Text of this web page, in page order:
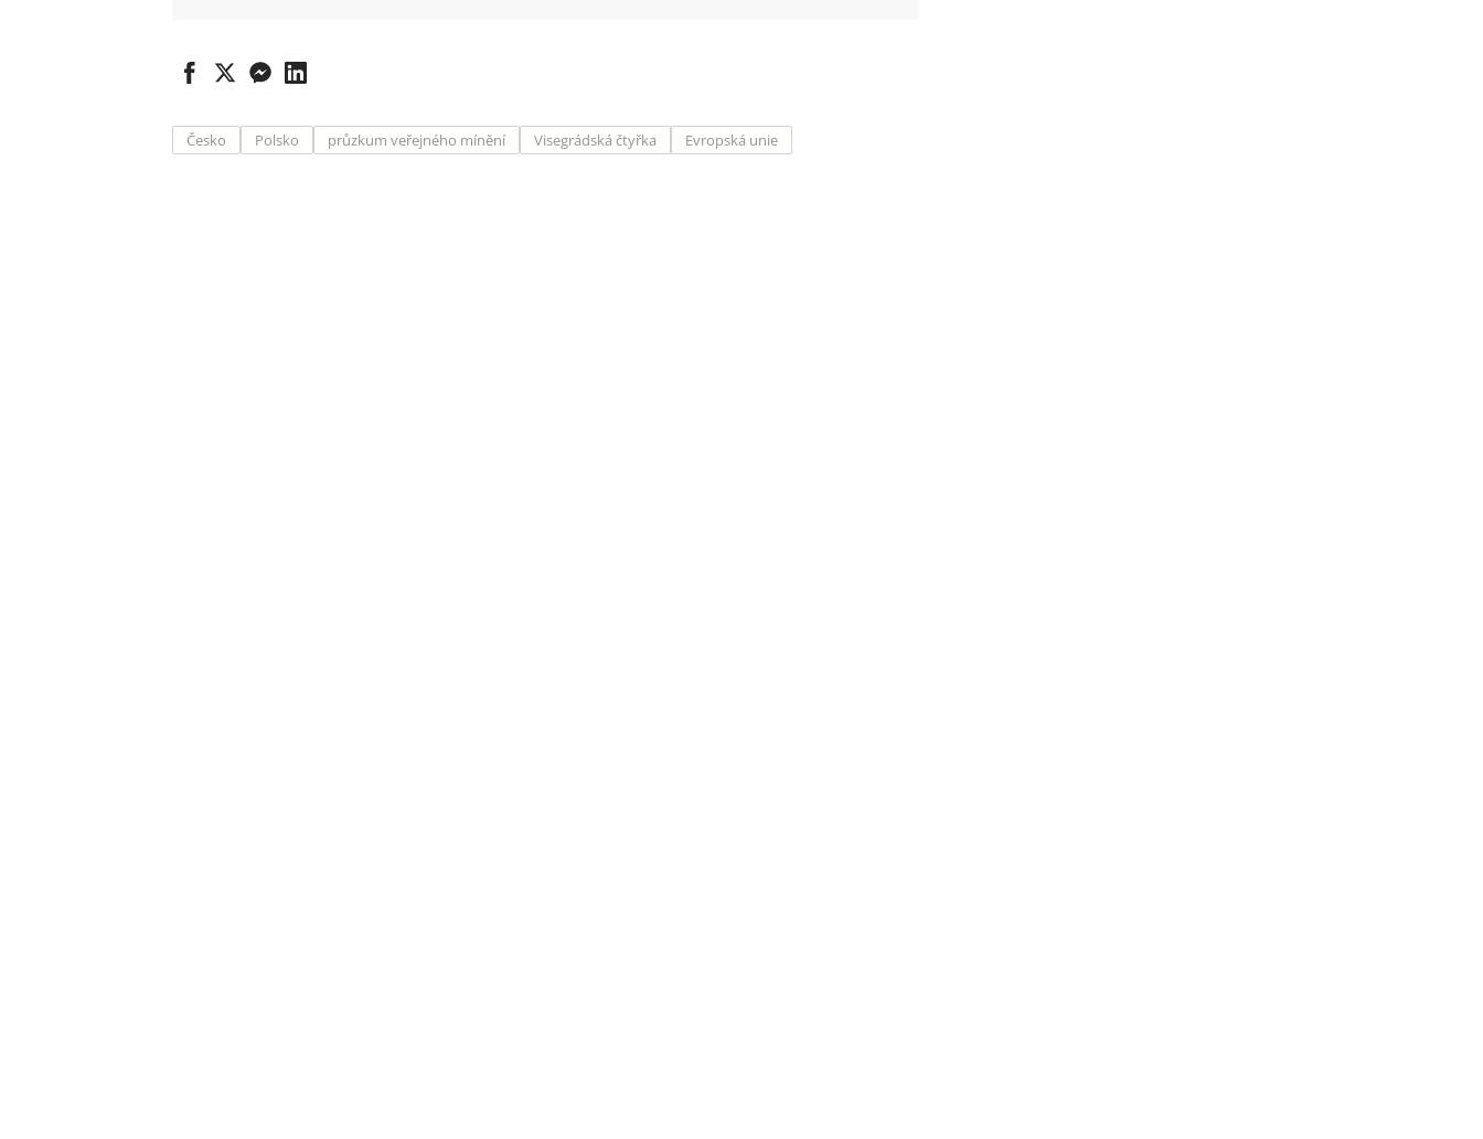
Česko Polsko průzkum veřejného mínění Visegrádská čtyřka Evropská unie